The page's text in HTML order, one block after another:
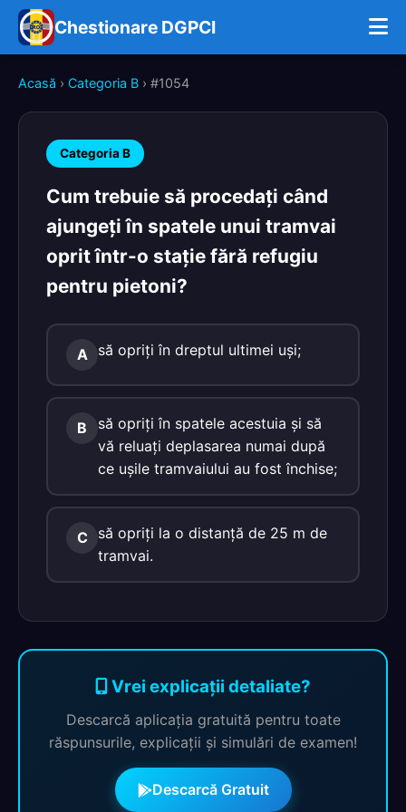
Chestionare DGPCI
Acasă › Categoria B › #1054
Categoria B
Cum trebuie să procedaţi când
ajungeţi în spatele unui tramvai
oprit într-o staţie fără refugiu
pentru pietoni?
A să opriţi în dreptul ultimei uşi;
B
să opriţi în spatele acestuia şi să
vă reluaţi deplasarea numai după
ce uşile tramvaiului au fost închise;
C
să opriţi la o distanţă de 25 m de
tramvai.
Vrei explicații detaliate?
Descarcă aplicația gratuită pentru toate
răspunsurile, explicații și simulări de examen!
Descarcă Gratuit